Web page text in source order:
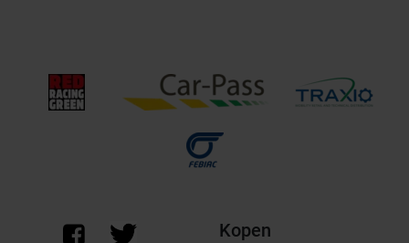
Kopen